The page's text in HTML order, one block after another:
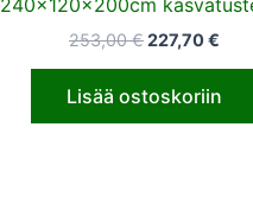
253,00€227,70€
Lisää ostoskoriin